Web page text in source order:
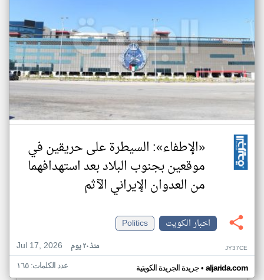
«الإطفاء»: السيطرة على حريقين في
موقعين بجنوب البلاد بعد استهدافهما
من العدوان الإيراني الآثم
اخبار الكويت
Politics
Jul 17, 2026
منذ ٢٠ يوم JY37CE
جريدة الجريدة الكويتية• aljarida.com عدد الكلمات: ١٦٥